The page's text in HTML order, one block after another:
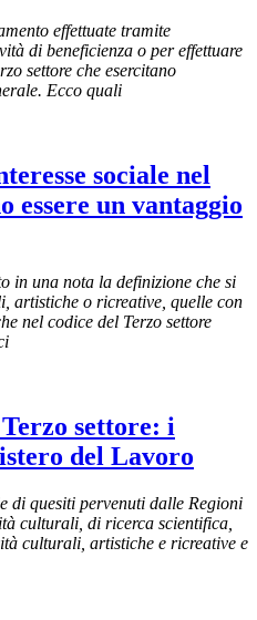
effettuate tramite
di beneficienza o per effettuare
settore che esercitano
Ecco quali
sociale nel
essere un vantaggio
in una nota la definizione che si
artistiche o ricreative, quelle con
nel codice del Terzo settore
settore: i
del Lavoro
di quesiti pervenuti dalle Regioni
culturali, di ricerca scientifica,
culturali, artistiche e ricreative e